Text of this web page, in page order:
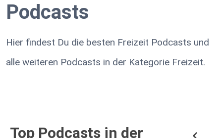
Podcasts
Hier findest Du die besten Freizeit Podcasts und
alle weiteren Podcasts in der Kategorie Freizeit.
Top Podcasts in der